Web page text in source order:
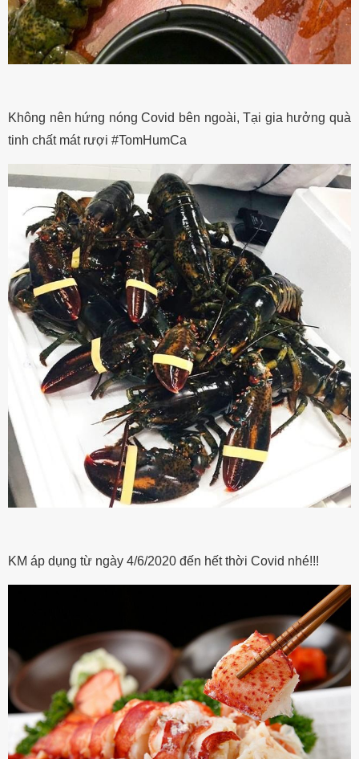
Không nên hứng nóng Covid bên ngoài, Tại gia hưởng quà
tinh chất mát rượi #TomHumCa
KM áp dụng từ ngày 4/6/2020 đến hết thời Covid nhé!!!